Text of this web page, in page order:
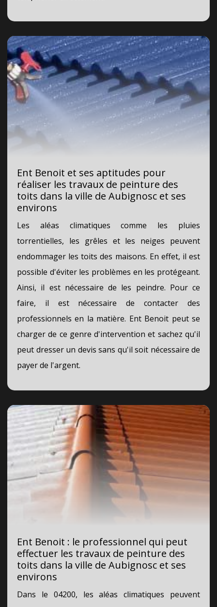
Ent Benoit et ses aptitudes pour
réaliser les travaux de peinture des
toits dans la ville de Aubignosc et ses
environs
Les aléas climatiques comme les pluies
torrentielles, les grêles et les neiges peuvent
endommager les toits des maisons. En effet, il est
possible d'éviter les problèmes en les protégeant.
Ainsi, il est nécessaire de les peindre. Pour ce
faire, il est nécessaire de contacter des
professionnels en la matière. Ent Benoit peut se
charger de ce genre d'intervention et sachez qu'il
peut dresser un devis sans qu'il soit nécessaire de
payer de l'argent.
Ent Benoit : le professionnel qui peut
effectuer les travaux de peinture des
toits dans la ville de Aubignosc et ses
environs
Dans le 04200, les aléas climatiques peuvent